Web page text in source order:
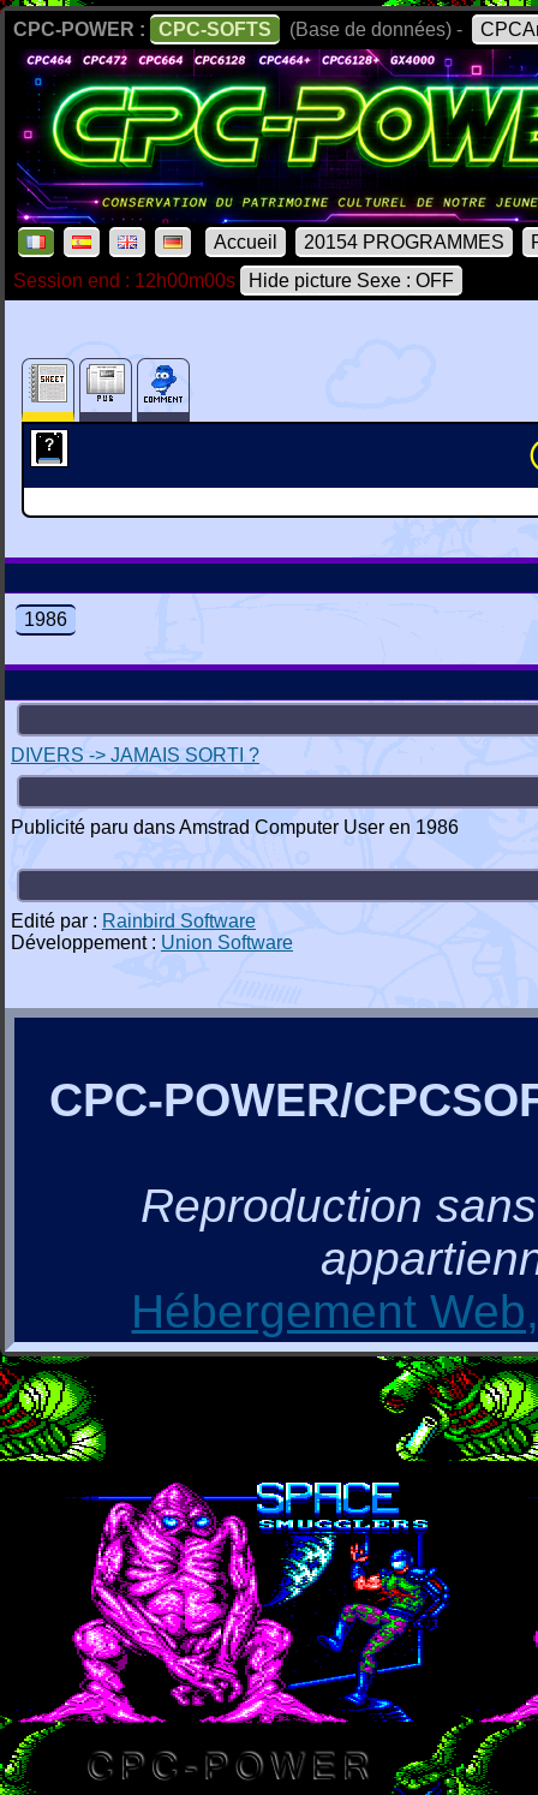
CPC-POWER : CPC-SOFTS (Base de données) -
Accueil 20154 PROGRAMMES
Session end : 12h00m00s
Hide picture Sexe : OFF
1986
DIVERS -> JAMAIS SORTI ?
Publicité paru dans Amstrad Computer User en 1986
Edité par : Rainbird Software
Développement : Union Software
CPC-POWER/
Reproduction
Hébergement